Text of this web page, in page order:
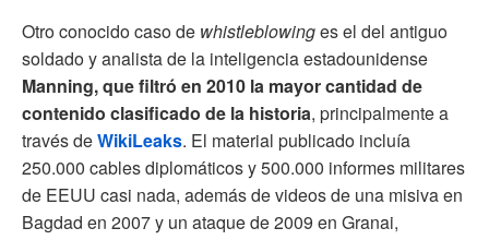
Otro conocido caso de whistleblowinges el del antiguo
soldado y analista de la inteligencia estadounidense
Manning, que filtró en 2010 la mayor cantidad de
contenido clasificado de la historia, principalmente a
través deWikiLeaks. El material publicado incluía
250.000 cables diplomáticos y 500.000 informes militares
de EEUU casi nada, además de videos de una misiva en
Bagdad en 2007 y un ataque de 2009 en Granai,